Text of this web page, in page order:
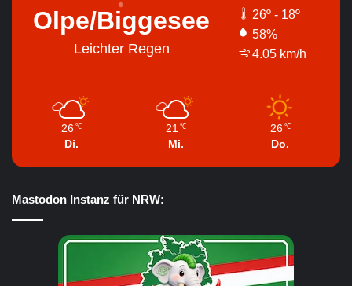
Olpe/Biggesee
Leichter Regen
26º - 18º
58%
4.05 km/h
26 ℃
Di.
21 ℃
Mi.
26 ℃
Do.
Mastodon Instanz für NRW: